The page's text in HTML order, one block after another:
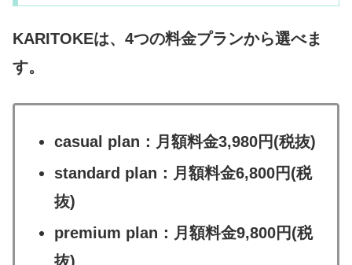
KARITOKEは、4つの料金プランから選べま
す。
casual plan：月額料金3,980円(税抜)
standard plan：月額料金6,800円(税
抜)
premium plan：月額料金9,800円(税
抜)